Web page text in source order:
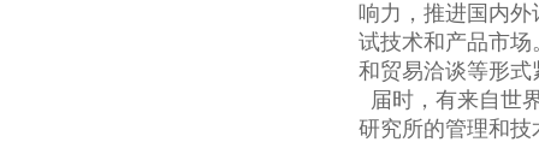
响力，推进国内
试技术和产品市
和贸易洽谈等形式
届时，有来自世
研究所的管理和